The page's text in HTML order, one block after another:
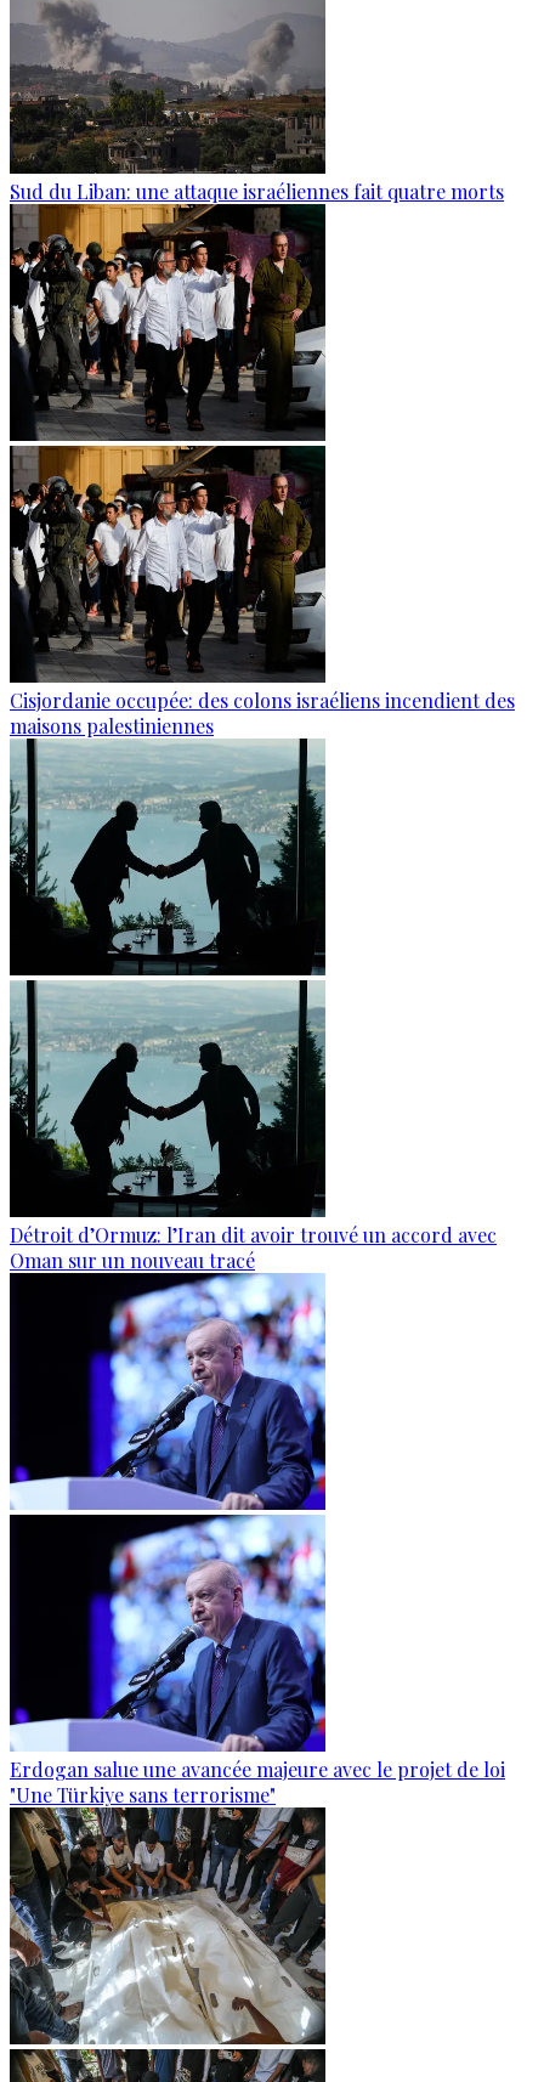
Sud du Liban: une attaque israéliennes fait quatre morts
Cisjordanie occupée: des colons israéliens incendient des
maisons palestiniennes
Détroit d’Ormuz: l’Iran dit avoir trouvé un accord avec
Oman sur un nouveau tracé
Erdogan salue une avancée majeure avec le projet de loi
"Une Türkiye sans terrorisme"